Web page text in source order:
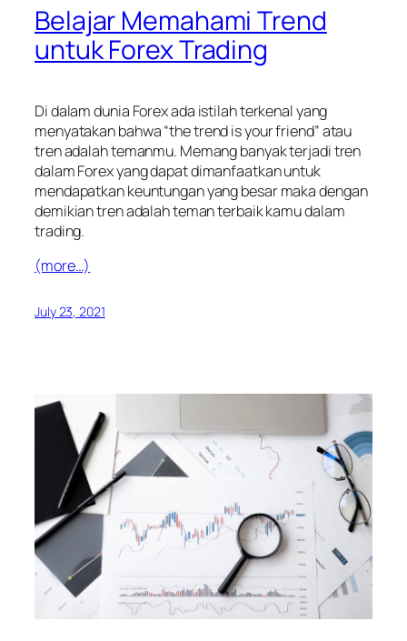
Belajar Memahami Trend
untuk Forex Trading
Di dalam dunia Forexada istilah terkenal yang
menyatakan bahwa“the trend is your friend”atau
tren adalah temanmu. Memang banyak terjadi tren
dalamForexyang dapat dimanfaatkan untuk
mendapatkan keuntungan yang besar maka dengan
demikian tren adalah teman terbaik kamu dalam
trading.
(more…)
July 23, 2021